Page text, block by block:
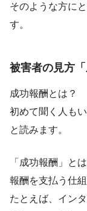
そのような方に
す。
被害者の見方「
成功報酬とは？
初めて聞く人も
と読みます。
「成功報酬」と
報酬を支払う仕組
たとえば、イン